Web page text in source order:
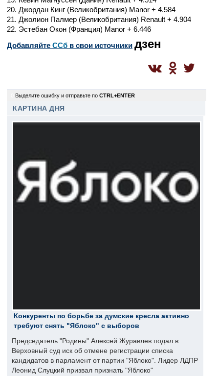
20. Джордан Кинг (Великобритания) Manor + 4.584
21. Джолион Палмер (Великобритания) Renault + 4.904
22. Эстебан Окон (Франция) Manor + 6.446
Добавляйте CСб в свои источники дзен
Выделите ошибку и отправьте по CTRL+ENTER
КАРТИНА ДНЯ
Конкуренты по борьбе за думские кресла активно
требуют снять "Яблоко" с выборов
Председатель "Родины" Алексей Журавлев подал в
Верховный суд иск об отмене регистрации списка
кандидатов в парламент от партии "Яблоко". Лидер ЛДПР
Леонид Слуцкий призвал признать "Яблоко"